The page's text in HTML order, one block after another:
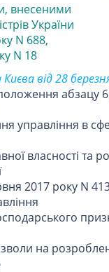
внесеними
України
N 688,
N 18
від 28
абзацу 6
управління в
власності та
2017 року N
на